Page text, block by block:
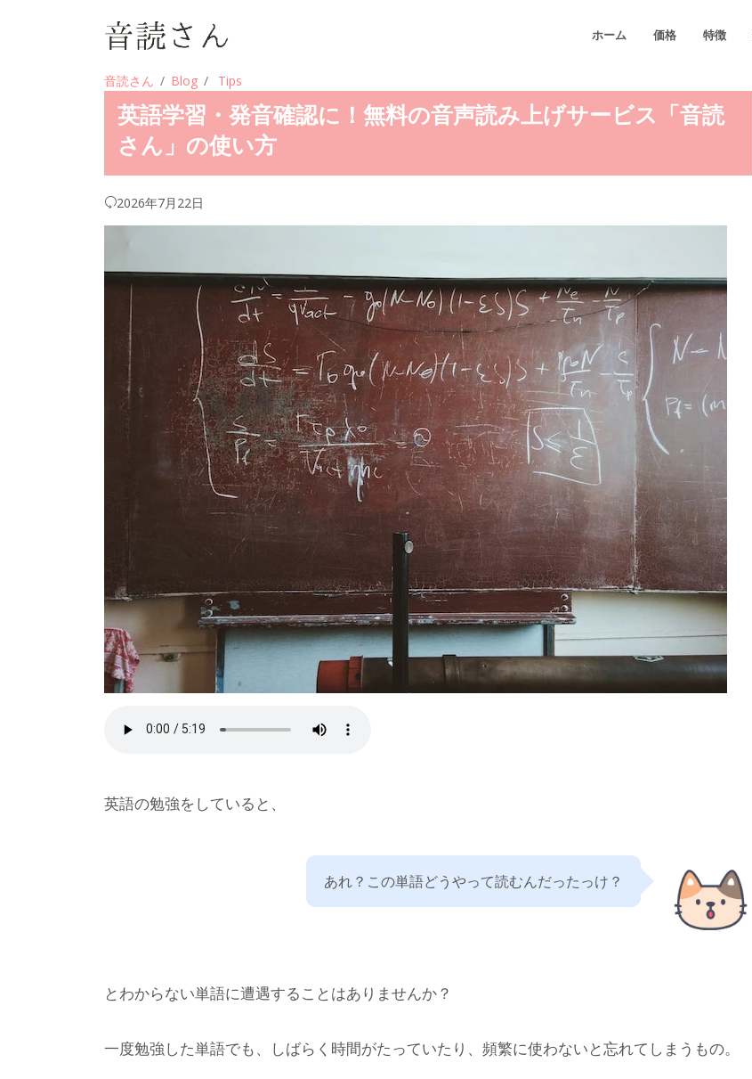
ホーム 価格 特徴
音読さん Blog Tips
英語学習・発音確認に！無料の音声読み上げサービス「音読
さん」の使い方
2026年7月22日
英語の勉強をしていると、
あれ？この単語どうやって読むんだったっけ？
とわからない単語に遭遇することはありませんか？
一度勉強した単語でも、しばらく時間がたっていたり、頻繁に使わないと忘れてしまうもの。